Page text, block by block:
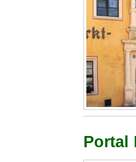
Portal